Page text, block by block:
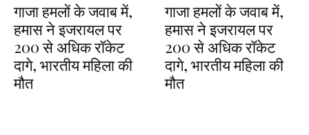
गाजा हमलों के जवाब में,
हमास ने इजरायल पर
200 से अधिक रॉकेट
दागे, भारतीय महिला की
मौत
गाजा हमलों के जवाब में,
हमास ने इजरायल पर
200 से अधिक रॉकेट
दागे, भारतीय महिला की
मौत